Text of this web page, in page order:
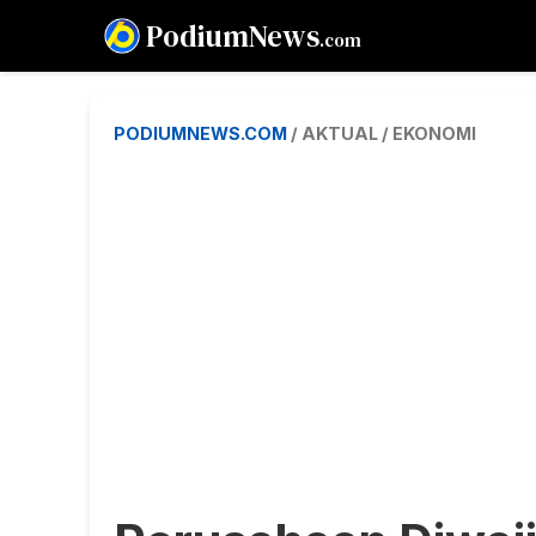
PodiumNews.com
PODIUMNEWS.COM / AKTUAL / EKONOMI